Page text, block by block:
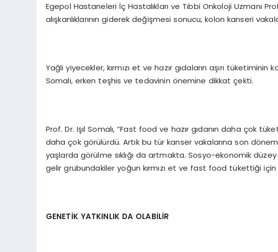
Egepol Hastaneleri İç Hastalıkları ve Tıbbi Onkoloji Uzmanı
alışkanlıklarının giderek değişmesi sonucu, kolon kanseri
Yağlı yiyecekler, kırmızı et ve hazır gıdaların aşırı tüketiminin
Somalı, erken teşhis ve tedavinin önemine dikkat çekti.
Prof. Dr. Işıl Somalı, “Fast food ve hazır gıdanın daha çok
daha çok görülürdü. Artık bu tür kanser vakalarına son
yaşlarda görülme sıklığı da artmakta. Sosyo-ekonomik
gelir grubundakiler yoğun kırmızı et ve fast food tükettiği
GENETİK YATKINLIK DA OLABİLİR